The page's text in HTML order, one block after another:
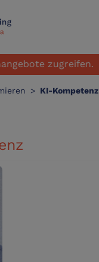
zugreifen.
> KI-Kompetenz